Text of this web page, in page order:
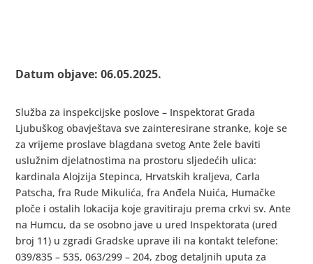
Datum objave: 06.05.2025.
Služba za inspekcijske poslove – Inspektorat Grada
Ljubuškog obavještava sve zainteresirane stranke, koje se
za vrijeme proslave blagdana svetog Ante žele baviti
uslužnim djelatnostima na prostoru sljedećih ulica:
kardinala Alojzija Stepinca, Hrvatskih kraljeva, Carla
Patscha, fra Rude Mikulića, fra Anđela Nuića, Humačke
ploče i ostalih lokacija koje gravitiraju prema crkvi sv. Ante
na Humcu, da se osobno jave u ured Inspektorata (ured
broj 11) u zgradi Gradske uprave ili na kontakt telefone:
039/835 – 535, 063/299 – 204, zbog detaljnih uputa za